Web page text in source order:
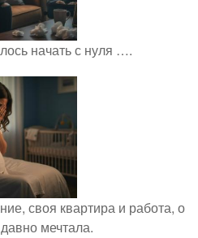
начать с нуля ….
своя квартира и работа, о
мечтала.